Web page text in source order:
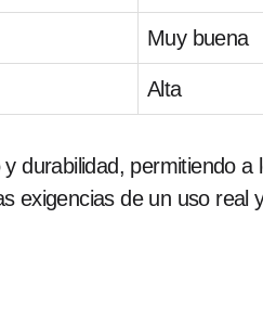
Muy buena
Alta
durabilidad, permitiendo a
exigencias de un uso real